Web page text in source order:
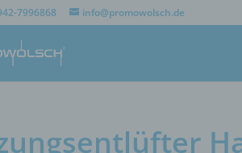
7996868 info@promowolsch.de